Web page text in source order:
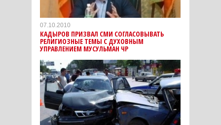
07.10.2010
КАДЫРОВ ПРИЗВАЛ СМИ СОГЛАСОВЫВАТЬ
РЕЛИГИОЗНЫЕ ТЕМЫ С ДУХОВНЫМ
УПРАВЛЕНИЕМ МУСУЛЬМАН ЧР